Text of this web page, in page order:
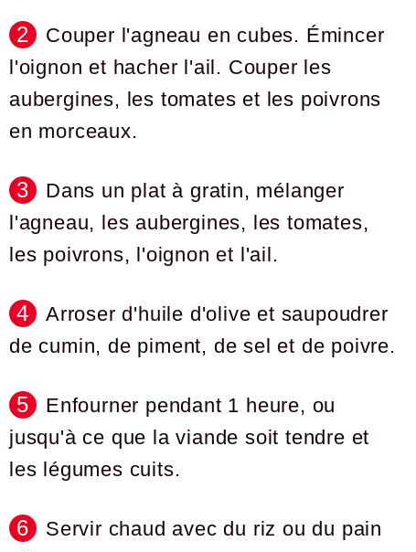
Couper l'agneau en cubes. Émincer
l'oignon et hacher l'ail. Couper les
aubergines, les tomates et les poivrons
en morceaux.
Dans un plat à gratin, mélanger
l'agneau, les aubergines, les tomates,
les poivrons, l'oignon et l'ail.
Arroser d'huile d'olive et saupoudrer
de cumin, de piment, de sel et de poivre.
Enfourner pendant 1 heure, ou
jusqu'à ce que la viande soit tendre et
les légumes cuits.
Servir chaud avec du riz ou du pain